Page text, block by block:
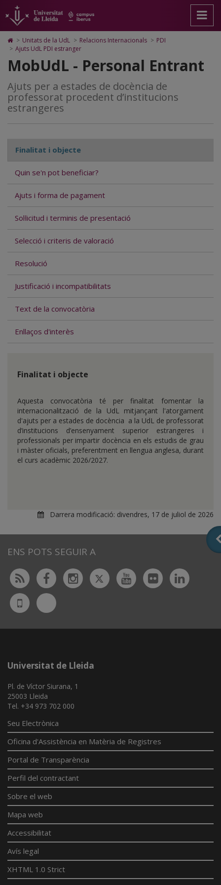
Ajuts
per
a
estades
de
docència
a
la
UdL
de
professorat
visitant
estranger
pàgina
principal.
Universitat
Lleida
contingut
principal
pàgina
Mapa
Web.
Universitat
Lleida
Cerca
Accessibilitat.
Universitat
Lleida
Icono
de
para
ir
a
la
página
de
> Unitats de la UdL > Relacions Internacionals > PDI
> Ajuts UdL PDI estranger
MobUdL - Personal Entrant
Ajuts per a estades de docència de
professorat procedent d’institucions
estrangeres
Finalitat i objecte
Quin se'n pot beneficiar?
Ajuts i forma de pagament
Sol·licitud i terminis de presentació
Selecció i criteris de valoració
Resolució
Justificació i incompatibilitats
Text de la convocatòria
Enllaços d'interès
Finalitat i objecte
Aquesta convocatòria té per finalitat fomentar la
internacionalització de la UdL mitjançant l'atorgament
d'ajuts per a estades de docència a la UdL de professorat
d’institucions d’ensenyament superior estrangeres i
professionals per impartir docència en els estudis de grau
i màster oficials, preferentment en llengua anglesa, durant
el curs acadèmic 2026/2027.
Darrera modificació: divendres, 17 de juliol de 2026
ENS POTS SEGUIR A
Rss FacebookInstagram
TwitterYoutubeFlickr
UdL
App
Bluesky
Universitat de Lleida
Pl. de Víctor Siurana, 1
25003 Lleida
Tel. +34 973 702 000
Seu Electrònica
Oficina d'Assistència en Matèria de Registres
Portal de Transparència
Perfil del contractant
Sobre el web
Mapa web
Accessibilitat
Avís legal
XHTML 1.0 Strict